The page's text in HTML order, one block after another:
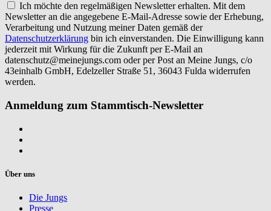
Ich möchte den regelmäßigen Newsletter erhalten. Mit dem
Newsletter an die angegebene E-Mail-Adresse sowie der Erhebung,
Verarbeitung und Nutzung meiner Daten gemäß der
Datenschutzerklärung bin ich einverstanden. Die Einwilligung kann
jederzeit mit Wirkung für die Zukunft per E-Mail an
datenschutz@meinejungs.com oder per Post an Meine Jungs, c/o
43einhalb GmbH, Edelzeller Straße 51, 36043 Fulda widerrufen
werden.
Anmeldung zum Stammtisch-Newsletter
Über uns
Die Jungs
Presse